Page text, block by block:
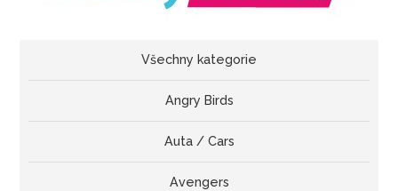
Všechny kategorie
Angry Birds
Auta / Cars
Avengers